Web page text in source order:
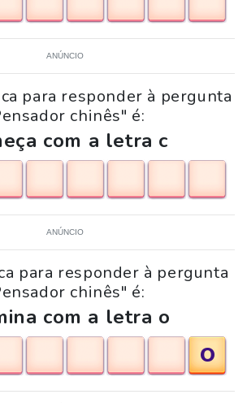
ANÚNCIO
para responder à pergunta
chinês" é:
com a letra c
ANÚNCIO
para responder à pergunta
chinês" é:
com a letra o
O